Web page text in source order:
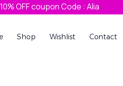
10% OFF coupon Code : Alia
Shop Wishlist Contact